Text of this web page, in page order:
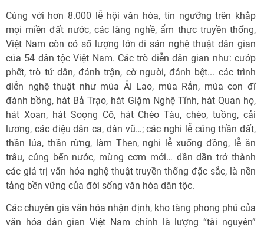
Cùng với hơn 8.000 lễ hội văn hóa, tín ngưỡng trên khắp
mọi miền đất nước, các làng nghề, ẩm thực truyền thống,
Việt Nam còn có số lượng lớn di sản nghệ thuật dân gian
của 54 dân tộc Việt Nam. Các trò diễn dân gian như: cướp
phết, trò tứ dân, đánh trận, cờ người, đánh bệt... các trình
diễn nghệ thuật như múa Ải Lao, múa Rắn, múa con đĩ
đánh bồng, hát Bả Trạo, hát Giặm Nghệ Tĩnh, hát Quan họ,
hát Xoan, hát Soọng Cô, hát Chèo Tàu, chèo, tuồng, cải
lương, các điệu dân ca, dân vũ…; các nghi lễ cúng thần đất,
thần lúa, thần rừng, làm Then, nghi lễ xuống đồng, lễ ăn
trâu, cúng bến nước, mừng cơm mới… dần dần trở thành
các giá trị văn hóa nghệ thuật truyền thống đặc sắc, là nền
tảng bền vững của đời sống văn hóa dân tộc.
Các chuyên gia văn hóa nhận định, kho tàng phong phú của
văn hóa dân gian Việt Nam chính là lượng “tài nguyên”